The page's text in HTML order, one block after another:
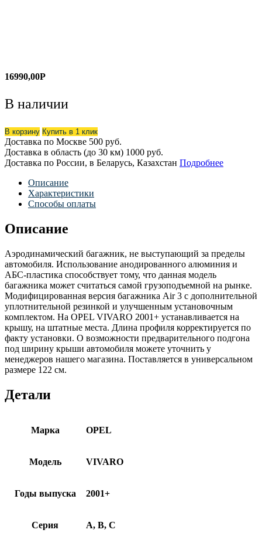
16990,00Р
В наличии
В корзину Купить в 1 клик
Доставка по Москве 500 руб.
Доставка в область (до 30 км) 1000 руб.
Доставка по России, в Беларусь, Казахстан Подробнее
Описание
Характеристики
Способы оплаты
Описание
Аэродинамический багажник, не выступающий за пределы
автомобиля. Использование анодированного алюминия и
АБС-пластика способствует тому, что данная модель
багажника может считаться самой грузоподъемной на рынке.
Модифицированная версия багажника Air 3 с дополнительной
уплотнительной резинкой и улучшенным установочным
комплектом. На OPEL VIVARO 2001+ устанавливается на
крышу, на штатные места. Длина профиля корректируется по
факту установки. О возможности предварительного подгона
под ширину крыши автомобиля можете уточнить у
менеджеров нашего магазина. Поставляется в универсальном
размере 122 см.
Детали
Марка OPEL
Модель VIVARO
Годы выпуска 2001+
Серия A, B, C